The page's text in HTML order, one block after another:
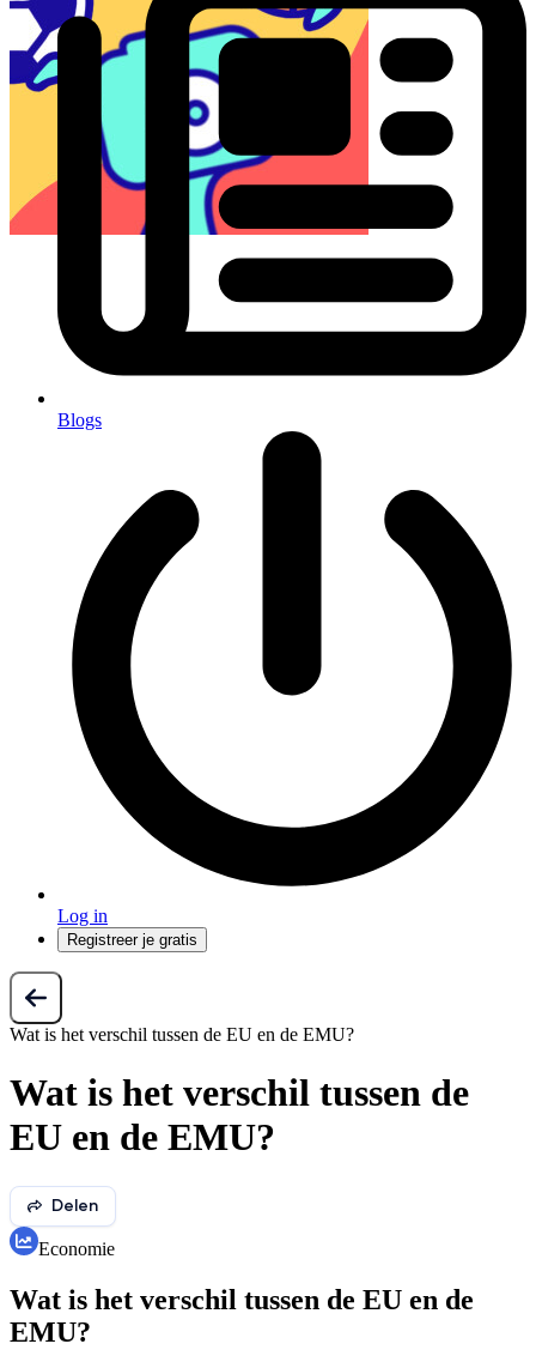
Blogs
Log in
Registreer je gratis
Wat is het verschil tussen de EU en de EMU?
Wat is het verschil tussen de
EU en de EMU?
Delen
Economie
Wat is het verschil tussen de EU en de
EMU?